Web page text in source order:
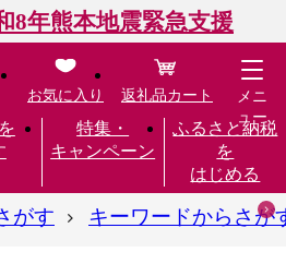
8年熊本地震緊急支援
特集・
キャンペーン
ふるさと納税
を
はじめる
お気に入り 返礼品カート
メニ
ュー
がす キーワードからさが